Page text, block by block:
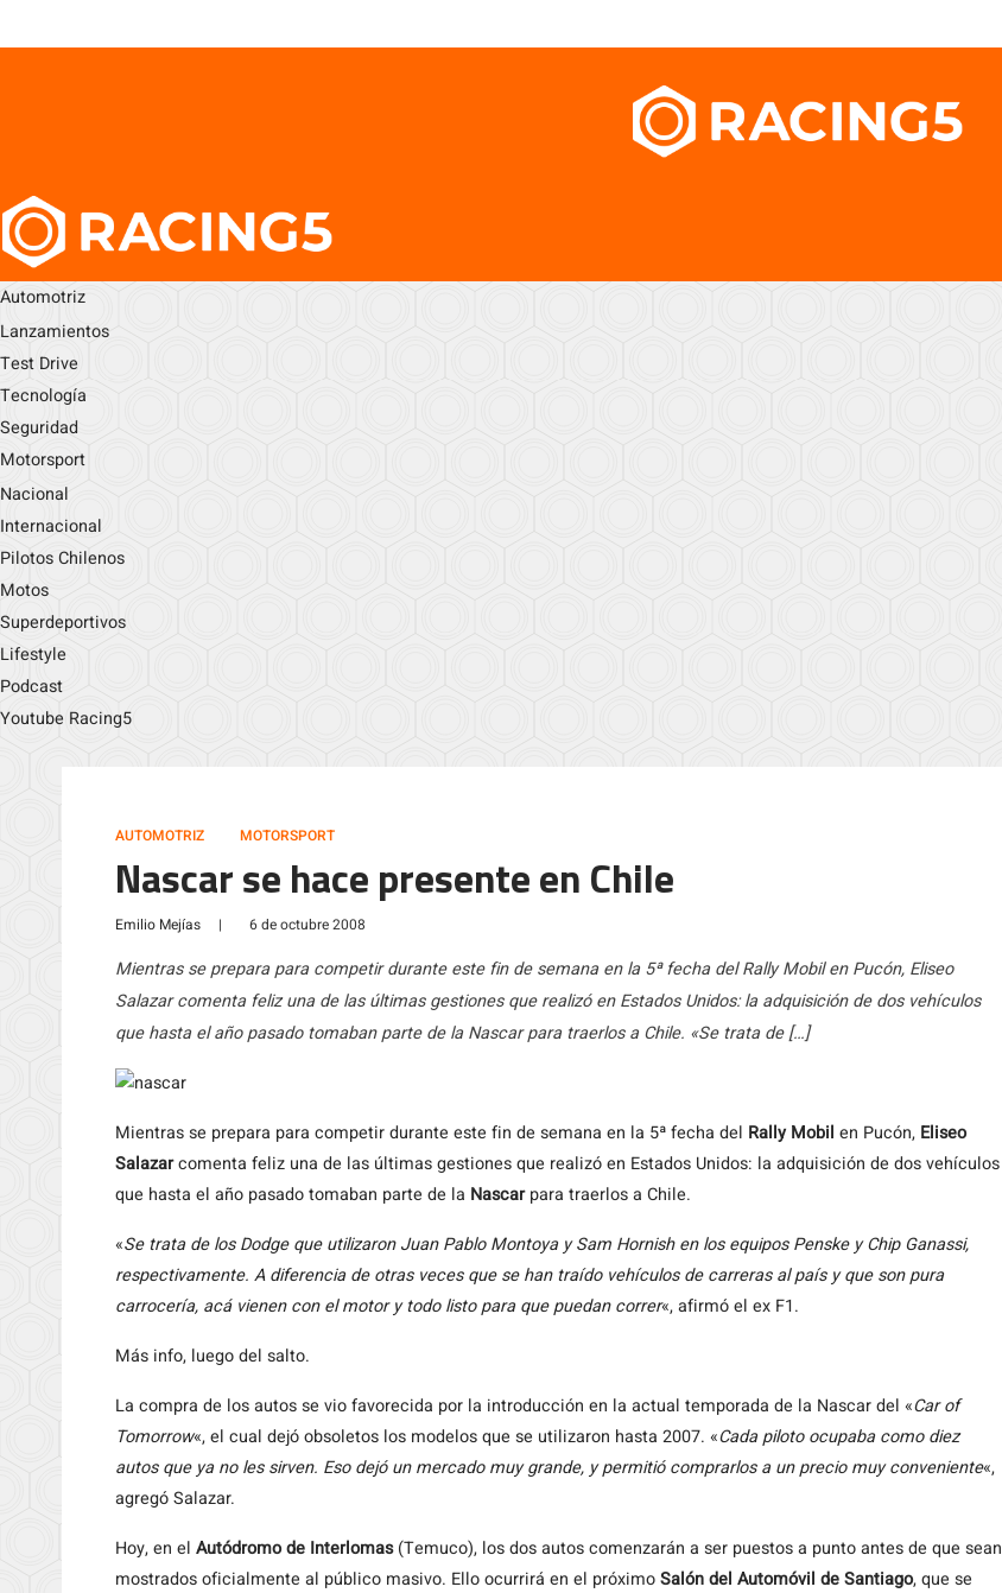
Automotriz
Lanzamientos
Test Drive
Tecnología
Seguridad
Motorsport
Nacional
Internacional
Pilotos Chilenos
Motos
Superdeportivos
Lifestyle
Podcast
Youtube Racing5
AUTOMOTRIZ MOTORSPORT
Nascar se hace presente en Chile
Emilio Mejías | 6 de octubre 2008
Mientras se prepara para competir durante este fin de semana en la 5ª fecha del Rally Mobil en Pucón, Eliseo
Salazar comenta feliz una de las últimas gestiones que realizó en Estados Unidos: la adquisición de dos vehículos
que hasta el año pasado tomaban parte de la Nascar para traerlos a Chile. «Se trata de […]
Mientrasse prepara para competir durante este fin de semana en la 5ª fecha del Rally Mobil en Pucón, Eliseo
Salazarcomenta feliz una de las últimas gestiones que realizó en Estados Unidos: la adquisición de dos vehículos
que hasta el año pasado tomaban parte de la Nascarpara traerlos a Chile.
«Se trata de los Dodge que utilizaron Juan Pablo Montoya y Sam Hornish en los equipos Penske y Chip Ganassi,
respectivamente. A diferencia de otras veces que se han traído vehículos de carreras al país y que son pura
carrocería, acá vienen con el motor y todo listo para que puedan correr«, afirmó el ex F1.
Más info, luego del salto.
La compra de los autos se vio favorecida por la introducción en la actual temporada de la Nascar del «Car of
Tomorrow«, el cual dejó obsoletos los modelos que se utilizaron hasta 2007. «Cada piloto ocupaba como diez
autos que ya no les sirven. Eso dejó un mercado muy grande, y permitió comprarlos a un precio muy conveniente«,
agregó Salazar.
Hoy, en el Autódromo de Interlomas(Temuco), los dos autos comenzarán a ser puestos a punto antes de que sean
mostrados oficialmente al público masivo. Ello ocurrirá en el próximoSalón del Automóvil de Santiago, que se